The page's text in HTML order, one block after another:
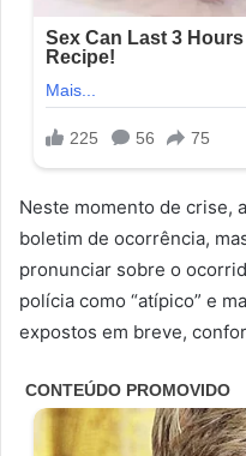
Neste momento de crise,
boletim de ocorrência,
pronunciar sobre o
polícia como “atípico” e
expostos em breve,